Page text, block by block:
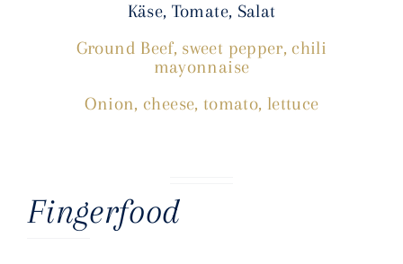
Käse, Tomate, Salat
Ground Beef, sweet pepper, chili
mayonnaise
Onion, cheese, tomato, lettuce
Fingerfood